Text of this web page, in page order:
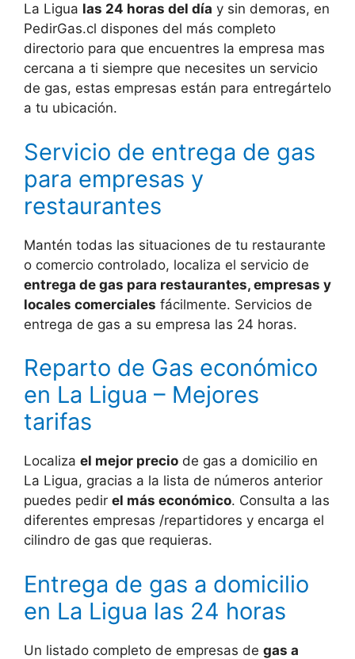
La Ligua las 24 horas del día y sin demoras, en
PedirGas.cl dispones del más completo
directorio para que encuentres la empresa mas
cercana a ti siempre que necesites un servicio
de gas, estas empresas están para entregártelo
a tu ubicación.
Servicio de entrega de gas
para empresas y
restaurantes
Mantén todas las situaciones de tu restaurante
o comercio controlado, localiza el servicio de
entrega de gas para restaurantes, empresas y
locales comerciales fácilmente. Servicios de
entrega de gas a su empresa las 24 horas.
Reparto de Gas económico
en La Ligua – Mejores
tarifas
Localiza el mejor precio de gas a domicilio en
La Ligua, gracias a la lista de números anterior
puedes pedir el más económico. Consulta a las
diferentes empresas /repartidores y encarga el
cilindro de gas que requieras.
Entrega de gas a domicilio
en La Ligua las 24 horas
Un listado completo de empresas de gas a